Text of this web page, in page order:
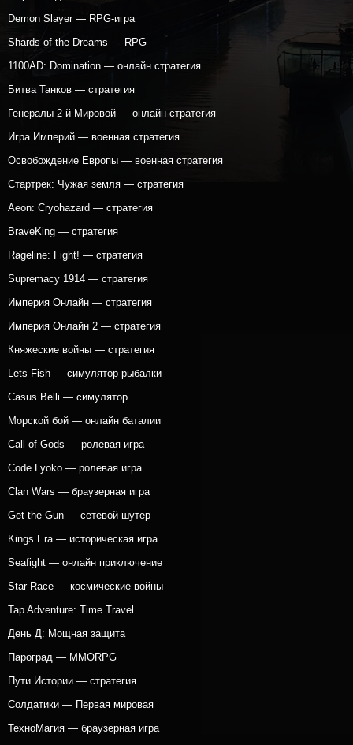
Demon Slayer — RPG-игра
Shards of the Dreams — RPG
1100AD: Domination — онлайн стратегия
Битва Танков — стратегия
Генералы 2-й Мировой — онлайн-стратегия
Игра Империй — военная стратегия
Освобождение Европы — военная стратегия
Стартрек: Чужая земля — стратегия
Aeon: Cryohazard — стратегия
BraveKing — стратегия
Rageline: Fight! — стратегия
Supremacy 1914 — стратегия
Империя Онлайн — стратегия
Империя Онлайн 2 — стратегия
Княжеские войны — стратегия
Lets Fish — симулятор рыбалки
Casus Belli — симулятор
Морской бой — онлайн баталии
Call of Gods — ролевая игра
Code Lyoko — ролевая игра
Clan Wars — браузерная игра
Get the Gun — сетевой шутер
Kings Era — историческая игра
Seafight — онлайн приключение
Star Race — космические войны
Tap Adventure: Time Travel
День Д: Мощная защита
Пароград — MMORPG
Пути Истории — стратегия
Солдатики — Первая мировая
ТехноМагия — браузерная игра